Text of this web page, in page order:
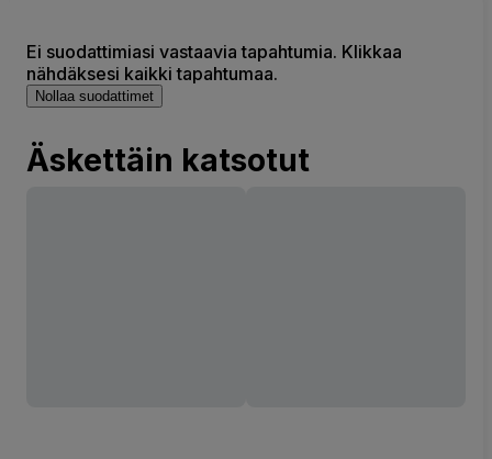
Ei suodattimiasi vastaavia tapahtumia. Klikkaa
nähdäksesi kaikki tapahtumaa.
Nollaa suodattimet
Äskettäin katsotut